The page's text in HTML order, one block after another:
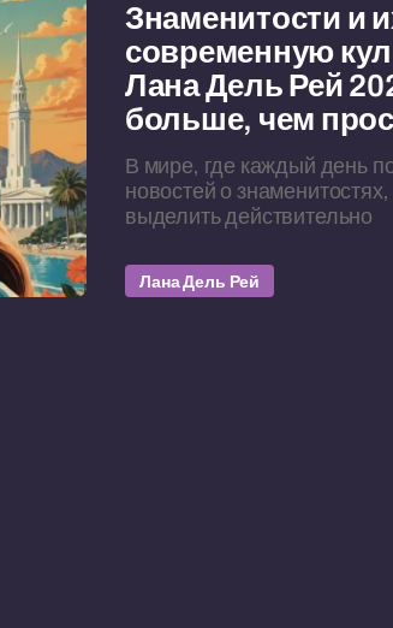
Знаменитости и
современную
Лана Дель Рей
больше, чем
В мире, где каждый день
новостей о
выделить действительно
Лана Дель Рей